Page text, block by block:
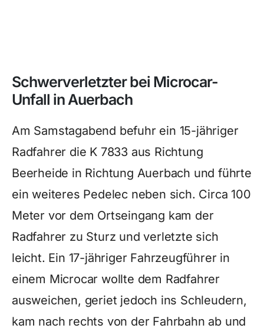
Schwerverletzter bei Microcar-
Unfall in Auerbach
Am Samstagabend befuhr ein 15-jähriger
Radfahrer die K 7833 aus Richtung
Beerheide in Richtung Auerbach und führte
ein weiteres Pedelec neben sich. Circa 100
Meter vor dem Ortseingang kam der
Radfahrer zu Sturz und verletzte sich
leicht. Ein 17-jähriger Fahrzeugführer in
einem Microcar wollte dem Radfahrer
ausweichen, geriet jedoch ins Schleudern,
kam nach rechts von der Fahrbahn ab und